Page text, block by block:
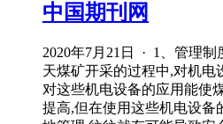
中国期刊网
2020年7月21日 · 1、管理
天煤矿开采的过程中,对机电
对这些机电设备的应用能使
提高,但在使用这些机电设备